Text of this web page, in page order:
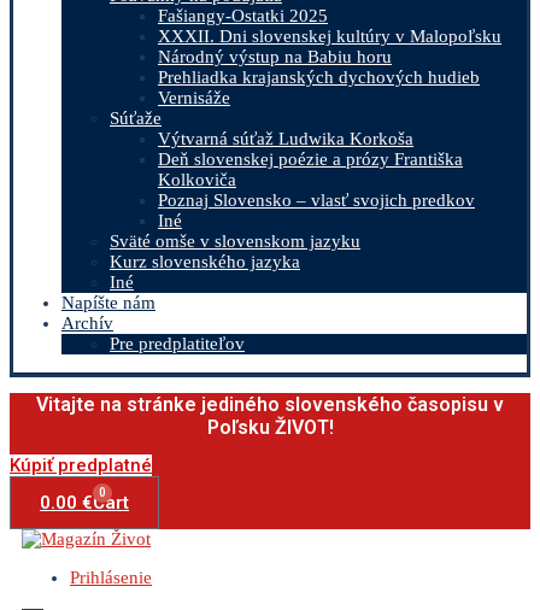
Fašiangy-Ostatki 2025
XXXII. Dni slovenskej kultúry v Malopoľsku
Národný výstup na Babiu horu
Prehliadka krajanských dychových hudieb
Vernisáže
Súťaže
Výtvarná súťaž Ludwika Korkoša
Deň slovenskej poézie a prózy Františka
Kolkoviča
Poznaj Slovensko – vlasť svojich predkov
Iné
Sväté omše v slovenskom jazyku
Kurz slovenského jazyka
Iné
Napíšte nám
Archív
Pre predplatiteľov
Vitajte na stránke jediného slovenského časopisu v
Poľsku ŽIVOT!
Kúpiť predplatné
0.00 € 0
Cart
Prihlásenie